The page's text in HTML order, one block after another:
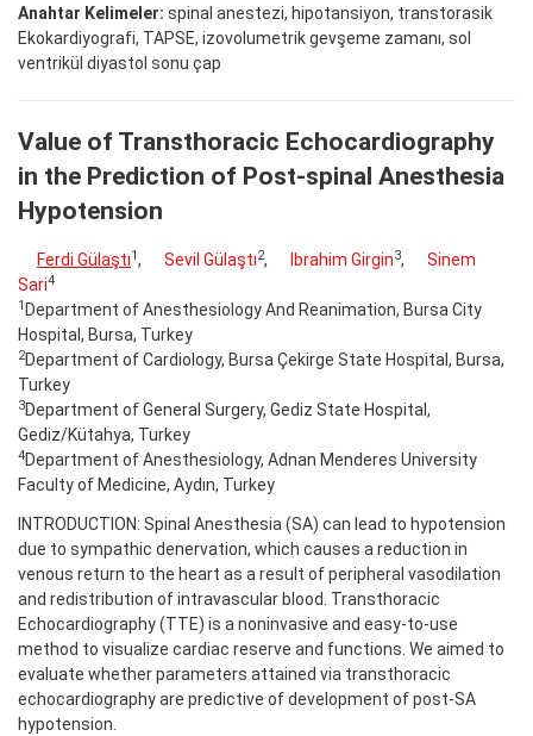
Anahtar Kelimeler: spinal anestezi, hipotansiyon, transtorasik
Ekokardiyografi, TAPSE, izovolumetrik gevşeme zamanı, sol
ventrikül diyastol sonu çap
Value of Transthoracic Echocardiography
in the Prediction of Post-spinal Anesthesia
Hypotension
Ferdi Gülaştı1, Sevil Gülaştı2, Ibrahim Girgin3,
Sinem
Sari4
1 Department of Anesthesiology And Reanimation, Bursa City
Hospital, Bursa, Turkey
2Department of Cardiology, Bursa Çekirge State Hospital, Bursa,
Turkey
3Department of General Surgery, Gediz State Hospital,
Gediz/Kütahya, Turkey
4Department of Anesthesiology, Adnan Menderes University
Faculty of Medicine, Aydın, Turkey
INTRODUCTION: Spinal Anesthesia (SA) can lead to hypotension
due to sympathic denervation, which causes a reduction in
venous return to the heart as a result of peripheral vasodilation
and redistribution of intravascular blood. Transthoracic
Echocardiography (TTE) is a noninvasive and easy-to-use
method to visualize cardiac reserve and functions. We aimed to
evaluate whether parameters attained via transthoracic
echocardiography are predictive of development of post-SA
hypotension.